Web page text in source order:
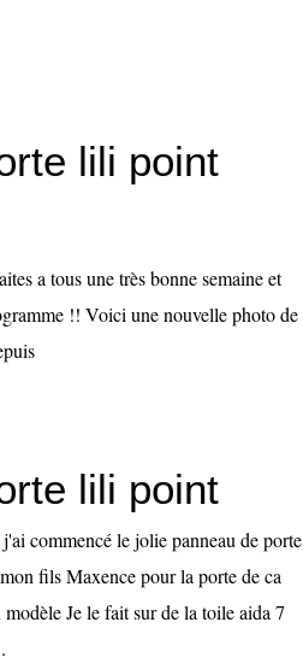
lili point
a tous une très bonne semaine et
!! Voici une nouvelle photo de
lili point
commencé le jolie panneau de porte
fils Maxence pour la porte de ca
Je le fait sur de la toile aida 7